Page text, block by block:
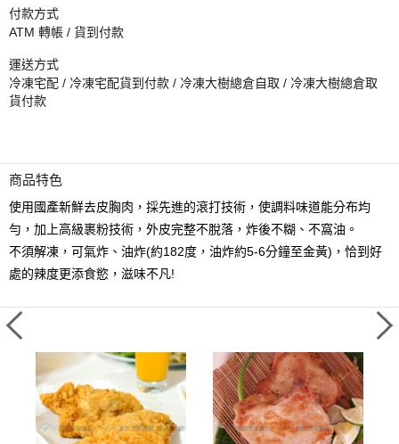
付款方式
ATM 轉帳 / 貨到付款
運送方式
冷凍宅配 / 冷凍宅配貨到付款 / 冷凍大樹總倉自取 / 冷凍大樹總倉取
貨付款
商品特色
使用國產新鮮去皮胸肉，採先進的滾打技術，使調料味道能分布均
勻，加上高級裹粉技術，外皮完整不脫落，炸後不糊、不窩油。
不須解凍，可氣炸、油炸(約182度，油炸約5-6分鐘至金黃)，恰到好
處的辣度更添食慾，滋味不凡!